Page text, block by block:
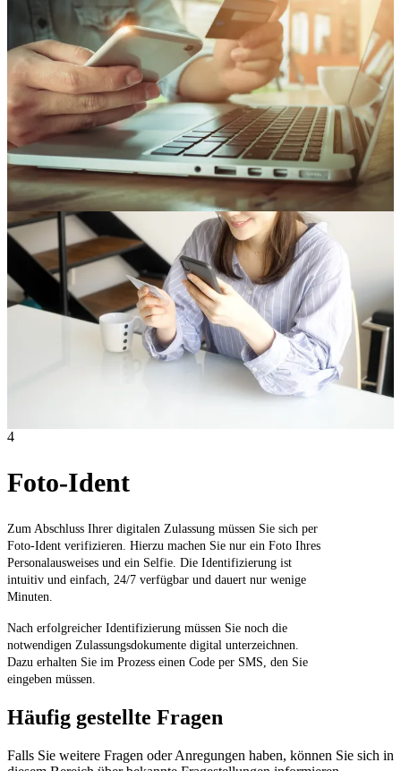
4
Foto-Ident
Zum Abschluss Ihrer digitalen Zulassung müssen Sie sich per
Foto-Ident verifizieren. Hierzu machen Sie nur ein Foto Ihres
Personalausweises und ein Selfie. Die Identifizierung ist
intuitiv und einfach, 24/7 verfügbar und dauert nur wenige
Minuten.
Nach erfolgreicher Identifizierung müssen Sie noch die
notwendigen Zulassungsdokumente digital unterzeichnen.
Dazu erhalten Sie im Prozess einen Code per SMS, den Sie
eingeben müssen.
Häufig gestellte Fragen
Falls Sie weitere Fragen oder Anregungen haben, können Sie sich in